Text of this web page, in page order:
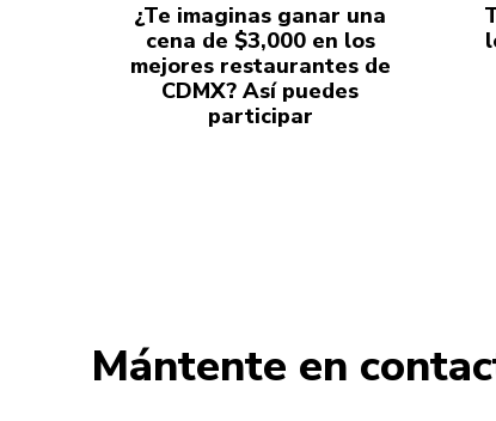
¿Te imaginas ganar una
cena de $3,000 en los
mejores restaurantes de
CDMX? Así puedes
participar
Mántente en